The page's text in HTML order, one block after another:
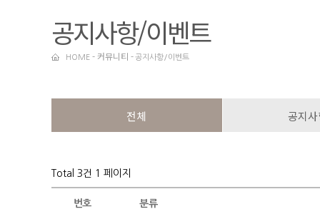
진료안내
둘러보기
공지사항/이벤트
HOME- 커뮤니티 -공지사항/이벤트
전체 공지
Total 3건 1 페이지
번호 분류